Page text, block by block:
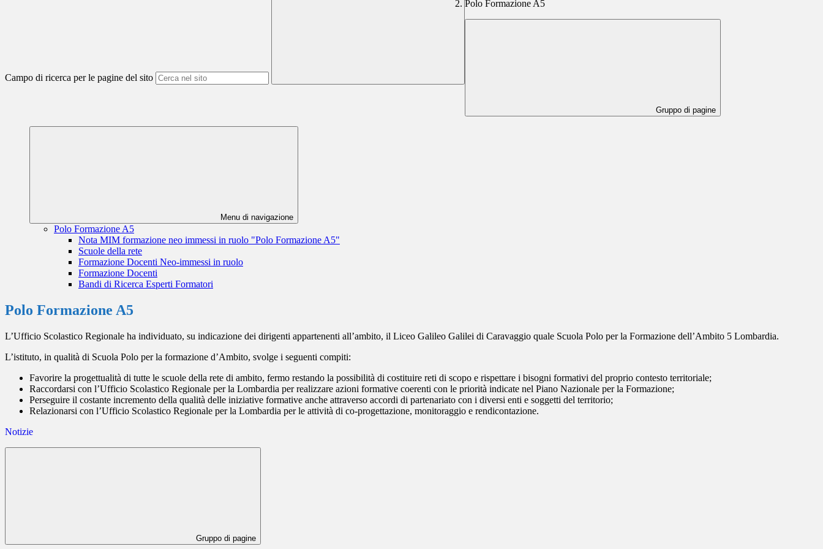
Campo di ricerca per le pagine del sito
Polo Formazione A5
Gruppo di pagine
Menu di navigazione
Polo Formazione A5
Nota MIM formazione neo immessi in ruolo "Polo Formazione A5"
Scuole della rete
Formazione Docenti Neo-immessi in ruolo
Formazione Docenti
Bandi di Ricerca Esperti Formatori
Polo Formazione A5
L’Ufficio Scolastico Regionale ha individuato, su indicazione dei dirigenti appartenenti all’ambito, il Liceo Galileo Galilei di Caravaggio quale Scuola Polo per la Formazione dell’Ambito 5 Lombardia.
L’istituto, in qualità di Scuola Polo per la formazione d’Ambito, svolge i seguenti compiti:
Favorire la progettualità di tutte le scuole della rete di ambito, fermo restando la possibilità di costituire reti di scopo e rispettare i bisogni formativi del proprio contesto territoriale;
Raccordarsi con l’Ufficio Scolastico Regionale per la Lombardia per realizzare azioni formative coerenti con le priorità indicate nel Piano Nazionale per la Formazione;
Perseguire il costante incremento della qualità delle iniziative formative anche attraverso accordi di partenariato con i diversi enti e soggetti del territorio;
Relazionarsi con l’Ufficio Scolastico Regionale per la Lombardia per le attività di co-progettazione, monitoraggio e rendicontazione.
Notizie
Gruppo di pagine